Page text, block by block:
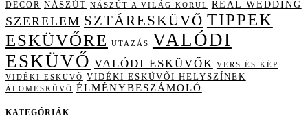
DECOR NÁSZÚT NÁSZÚT A VILÁG KÖRÜL REAL WEDDING
SZERELEM SZTÁRESKÜVŐ TIPPEK
ESKÜVŐRE
UTAZÁS VALÓDI
ESKÜVŐ VALÓDI ESKÜVŐK VERS ÉS KÉP
VIDÉKI ESKÜVŐ VIDÉKI ESKÜVŐI HELYSZÍNEK
ÁLOMESKÜVŐ ÉLMÉNYBESZÁMOLÓ
KATEGÓRIÁK